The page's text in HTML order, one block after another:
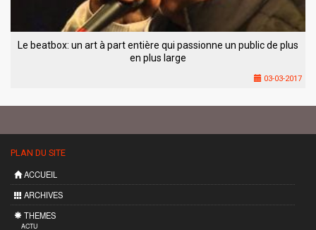
Le beatbox: un art à part entière qui passionne un public de plus
en plus large
03-03-2017
PLAN DU SITE
ACCUEIL
ARCHIVES
THEMES
ACTU